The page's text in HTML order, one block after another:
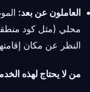
العاملون عن بعد:
النظر عن مكان
من لا يحتاج لهذه